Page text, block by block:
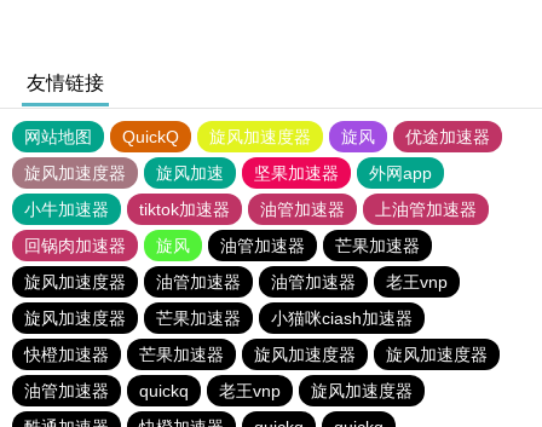
友情链接
网站地图 QuickQ 旋风加速度器 旋风
优途加速器
旋风加速度器
旋风加速 坚果加速器
外网app
小牛加速器
tiktok加速器 油管加速器
上油管加速器
回锅肉加速器
旋风 油管加速器
芒果加速器
旋风加速度器
油管加速器 油管加速器
老王vnp
旋风加速度器
芒果加速器
小猫咪ciash加速器
快橙加速器
芒果加速器 旋风加速度器
旋风加速度器
油管加速器
quickq 老王vnp
旋风加速度器